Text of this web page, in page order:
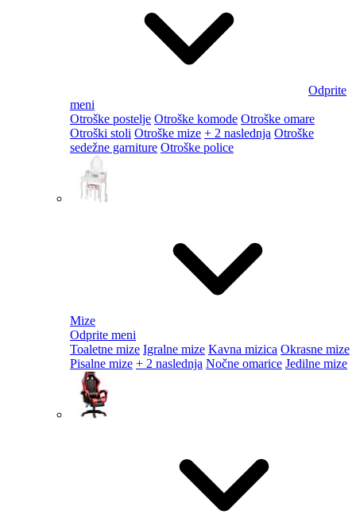
Odprite
meni
Otroške postelje Otroške komode Otroške omare
Otroški stoli Otroške mize + 2 naslednja Otroške
sedežne garniture Otroške police
Mize
Odprite meni
Toaletne mize Igralne mize Kavna mizica Okrasne mize
Pisalne mize + 2 naslednja Nočne omarice Jedilne mize